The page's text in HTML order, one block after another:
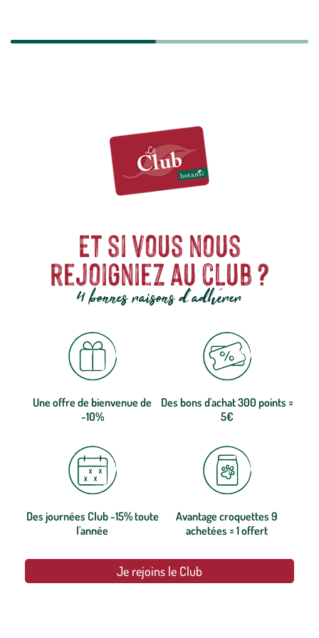
Et si vous nous
rejoigniez au club ?
4 bonnes raisons d'adhérer
Une offre de bienvenue de
-10%
Des bons d'achat 300 points =
5€
Des journées Club -15% toute
l'année
Avantage croquettes 9
achetées = 1 offert
Je rejoins le Club